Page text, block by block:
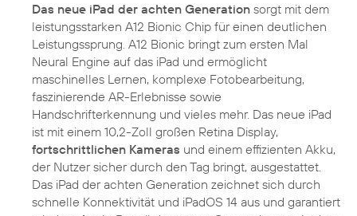
Das neue iPad der achten Generation sorgt mit dem
leistungsstarken A12 Bionic Chip für einen deutlichen
Leistungssprung. A12 Bionic bringt zum ersten Mal
Neural Engine auf das iPad und ermöglicht
maschinelles Lernen, komplexe Fotobearbeitung,
faszinierende AR-Erlebnisse sowie
Handschrifterkennung und vieles mehr. Das neue iPad
ist mit einem 10,2-Zoll großen Retina Display,
fortschrittlichen Kameras und einem effizienten Akku,
der Nutzer sicher durch den Tag bringt, ausgestattet.
Das iPad der achten Generation zeichnet sich durch
schnelle Konnektivität und iPadOS 14 aus und garantiert